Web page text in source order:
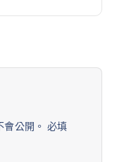
公開。 必填